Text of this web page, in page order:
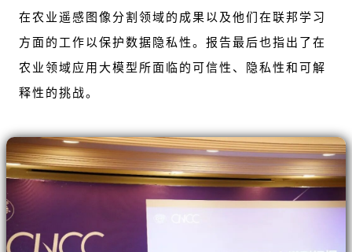
在农业遥感图像分割领域的成果以及他们在联邦学习
方面的工作以保护数据隐私性。报告最后也指出了在
农业领域应用大模型所面临的可信性、隐私性和可解
释性的挑战。